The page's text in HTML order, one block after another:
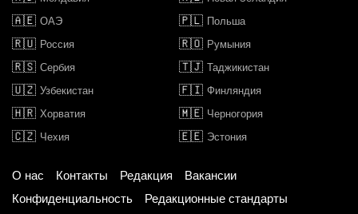
🇦🇪 ОАЭ 🇵🇱 Польша
🇷🇺 Россия 🇷🇴 Румыния
🇷🇸 Сербия 🇹🇯 Таджикистан
🇺🇿 Узбекистан 🇫🇮 Финляндия
🇭🇷 Хорватия 🇲🇪 Черногория
🇨🇿 Чехия 🇪🇪 Эстония
О нас Контакты Редакция
Вакансии
Конфиденциальность
Редакционные стандарты